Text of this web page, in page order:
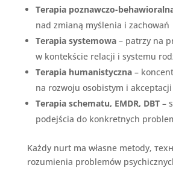
Terapia poznawczo-
nad zmianą myślenia i zachowań
Terapia systemowa– patrzy na
w kontekście relacji i systemu
Terapia humanistyczna–
na rozwoju osobistym i akceptacji
Terapia schematu, EMDR, DBT–
podejścia do konkretnych
Każdy nurt ma własne metody,
rozumienia problemów